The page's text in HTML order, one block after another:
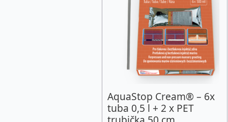
AquaStop Cream® – 6x
tuba 0,5 l + 2 x PET